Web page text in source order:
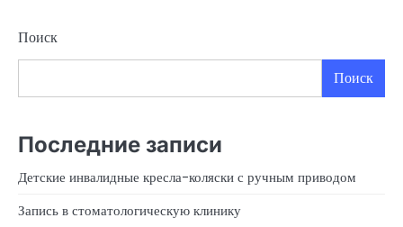
Поиск
Поиск
Последние записи
Детские инвалидные кресла-коляски с ручным приводом
Запись в стоматологическую клинику